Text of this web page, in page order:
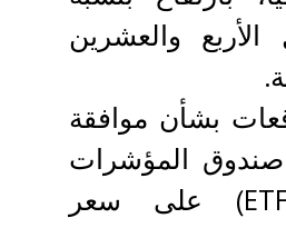
الأربع والعشرين
بشأن موافقة
صندوق المؤشرات
المتداولة (ETF) على سعر